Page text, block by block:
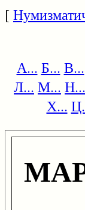
[
А... Б... В...
Л... М... Н...
Х...